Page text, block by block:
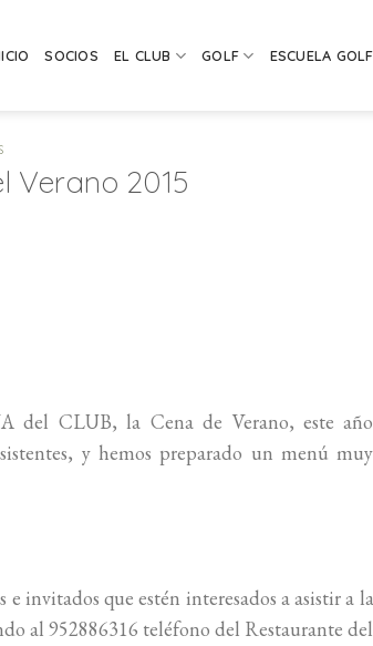
SOCIOS EL CLUB GOLF ESCUELA GOLF
Verano 2015
del CLUB, la Cena de Verano, este año
y hemos preparado un menú muy
e invitados que estén interesados a asistir a la
al 952886316 teléfono del Restaurante del